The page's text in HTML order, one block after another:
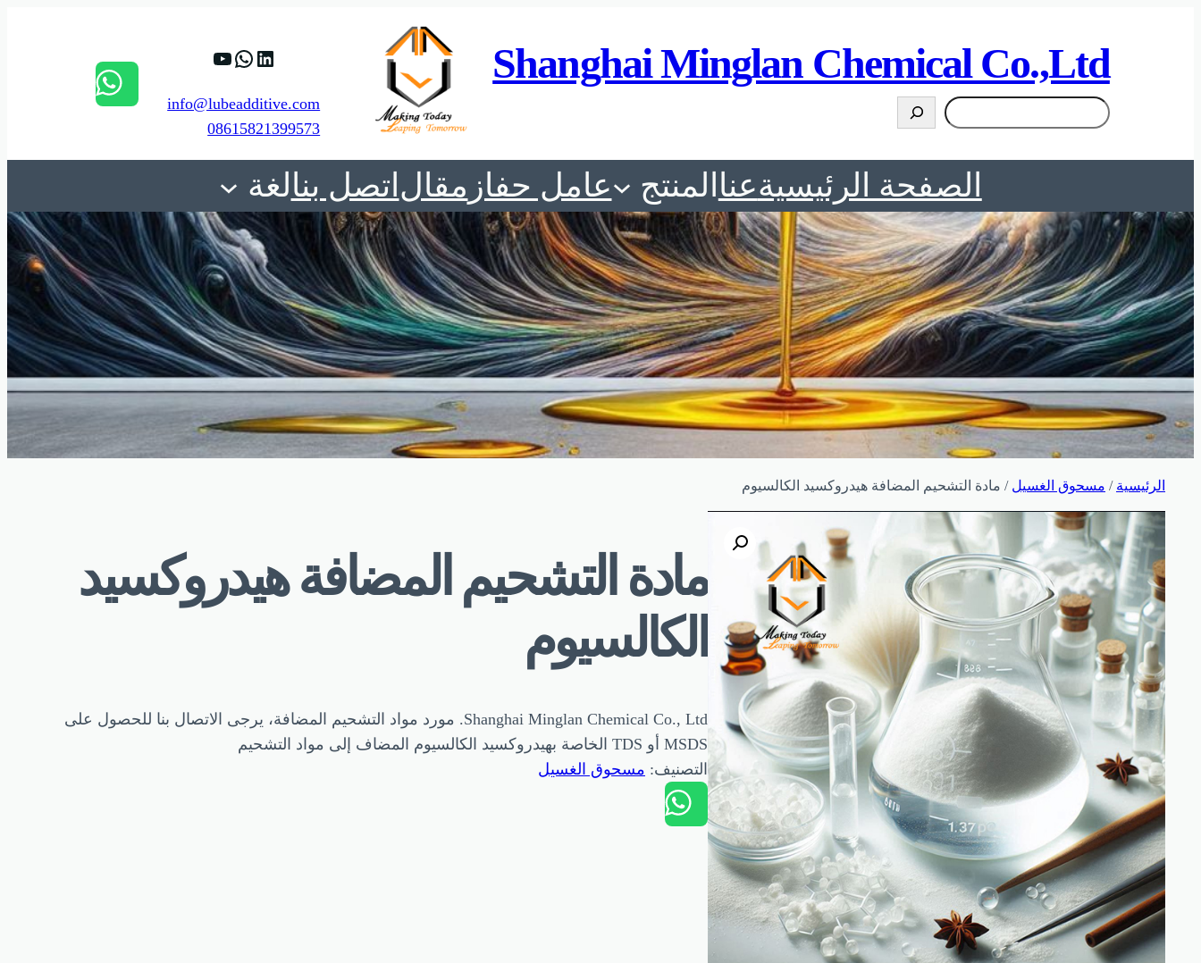
Shanghai Minglan Chemical Co.,Ltd
搜
索
https://www.linkedin.com/company/shanghai-minglan-chemical-co–ltd
info@lubeadditive.com
08615821399573
الصفحة الرئيسيةعنا المنتج عامل حفاز مقال اتصل بنالغة
الرئيسية / مسحوق الغسيل / مادة التشحيم المضافة هيدروكسيد الكالسيوم
مادة التشحيم المضافة هيدروكسيد
الكالسيوم
Shanghai Minglan Chemical Co., Ltd. مورد مواد التشحيم المضافة، يرجى الاتصال بنا للحصول على
MSDS أو TDS الخاصة بهيدروكسيد الكالسيوم المضاف إلى مواد التشحيم
التصنيف: مسحوق الغسيل